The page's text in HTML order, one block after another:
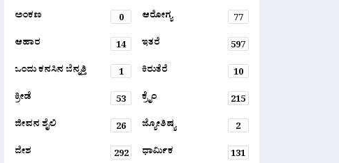
ಅಂಕಣ
0 ಆರೋಗ್ಯ
77
ಆಹಾರ
14 ಇತರೆ
597
ಒಂದು ಕನಸಿನ ಬೆನ್ನತ್ತಿ
1 ಕಿರುತೆರೆ
10
ಕ್ರೀಡೆ
53 ಕ್ರೈಂ
215
ಜೀವನ ಶೈಲಿ
26 ಜ್ಯೋತಿಷ್ಯ
2
ದೇಶ
292 ಧಾರ್ಮಿಕ
131